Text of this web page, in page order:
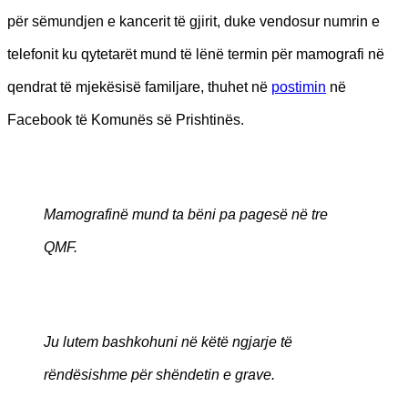
për sëmundjen e kancerit të gjirit, duke vendosur numrin e
telefonit ku qytetarët mund të lënë termin për mamografi në
qendrat të mjekësisë familjare, thuhet në postimin në
Facebook të Komunës së Prishtinës.
Mamografinë mund ta bëni pa pagesë në tre
QMF.
Ju lutem bashkohuni në këtë ngjarje të
rëndësishme për shëndetin e grave.